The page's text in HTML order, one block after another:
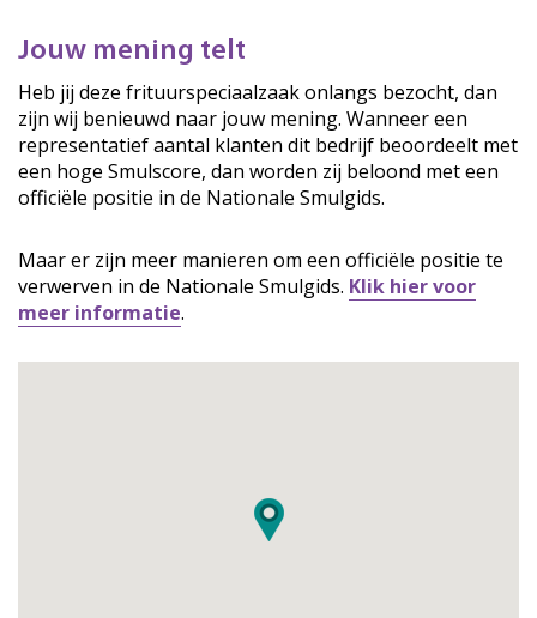
Jouw mening telt
Heb jij deze frituurspeciaalzaak onlangs bezocht, dan
zijn wij benieuwd naar jouw mening. Wanneer een
representatief aantal klanten dit bedrijf beoordeelt met
een hoge Smulscore, dan worden zij beloond met een
officiële positie in de Nationale Smulgids.
Maar er zijn meer manieren om een officiële positie te
verwerven in de Nationale Smulgids. Klik hier voor
meer informatie.